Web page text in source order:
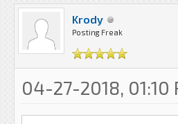
Krody
Posting Freak
04-27-2018, 01:10